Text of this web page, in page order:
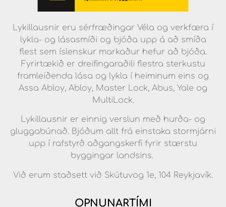
Lykillausnir eru sérfræðingar Véla og verkfæra í
lykla- og lásasmíði og bjóða upp á að smíða
flest sem íslenskur markaður hefur að bjóða.
Fyrirtækið er dreifingaraðili flestra sterkustu
framleiðenda lása og lykla í heiminum eins og
Assa Abloy, Abloy, Master Lock, Abus, Yale og
MultiLock.
Lykillausnir er einnig verslun með hurða- og
gluggabúnað. Bjóðum allt frá einstaka stormjárni
upp í rafstyrð aðgangskerfi fyrir stærstu
byggingar landsins.
Við erum staðsett við Skútuvog 1e, 104 Reykjavík.
OPNUNARTÍMI